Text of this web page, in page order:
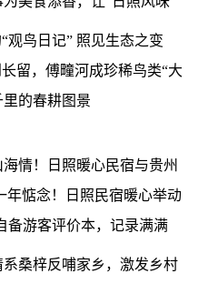
观鸟日记” 照见生态之变
留，傅疃河成珍稀鸟类“大
的春耕图景
情！日照暖心民宿与贵州
年惦念！日照民宿暖心举动
备游客评价本，记录满满
桑梓反哺家乡，激发乡村